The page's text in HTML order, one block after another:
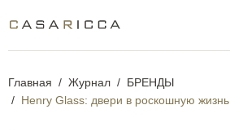
Главная Журнал
БРЕНДЫ
Henry Glass: двери в роскошную жизнь